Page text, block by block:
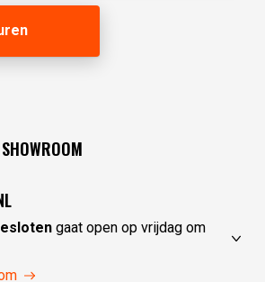
gaat open op vrijdag om